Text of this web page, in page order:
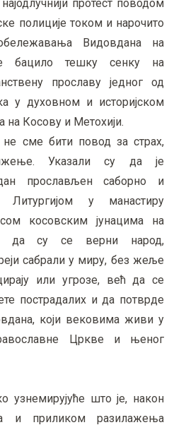
протест поводом
полиције током и нарочито
Видовдана на
бацило тешку сенку на
прославу једног од
у духовном и историјском
на Косову и Метохији.
сме бити повод за страх,
Указали су да је
прослављен саборно и
Литургијом у манастиру
косовским јунацима на
и да су се верни народ,
сабрали у миру, без жеље
или угрозе, већ да се
пострадалих и да потврде
који вековима живи у
Цркве и њеног
узнемирујуће што је, након
и приликом разилажења